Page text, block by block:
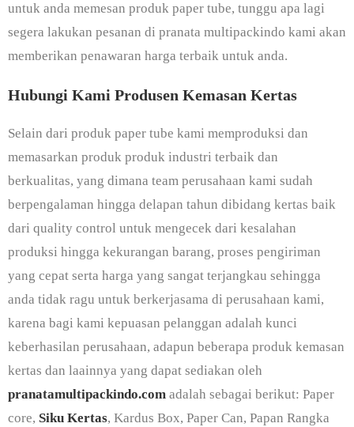
untuk anda memesan produk paper tube, tunggu apa lagi
segera lakukan pesanan di pranata multipackindo kami akan
memberikan penawaran harga terbaik untuk anda.
Hubungi Kami Produsen Kemasan Kertas
Selain dari produk paper tube kami memproduksi dan
memasarkan produk produk industri terbaik dan
berkualitas, yang dimana team perusahaan kami sudah
berpengalaman hingga delapan tahun dibidang kertas baik
dari quality control untuk mengecek dari kesalahan
produksi hingga kekurangan barang, proses pengiriman
yang cepat serta harga yang sangat terjangkau sehingga
anda tidak ragu untuk berkerjasama di perusahaan kami,
karena bagi kami kepuasan pelanggan adalah kunci
keberhasilan perusahaan, adapun beberapa produk kemasan
kertas dan laainnya yang dapat sediakan oleh
pranatamultipackindo.com adalah sebagai berikut: Paper
core, Siku Kertas, Kardus Box, Paper Can, Papan Rangka